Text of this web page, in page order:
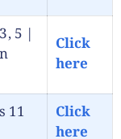
3, 5 |
Click
here
11
Click
here